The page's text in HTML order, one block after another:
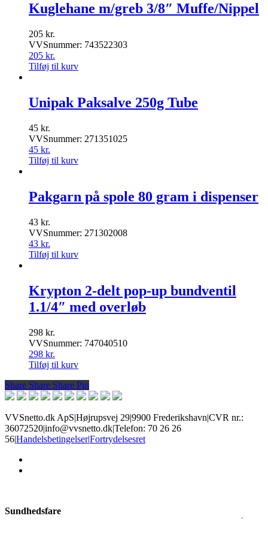
Kuglehane m/greb 3/8″ Muffe/Nippel
205 kr.
VVSnummer: 743522303
205 kr.
Tilføj til kurv
Unipak Paksalve 250g Tube
45 kr.
VVSnummer: 271351025
45 kr.
Tilføj til kurv
Pakgarn på spole 80 gram i dispenser
43 kr.
VVSnummer: 271302008
43 kr.
Tilføj til kurv
Krypton 2-delt pop-up bundventil
1.1/4″ med overløb
298 kr.
VVSnummer: 747040510
298 kr.
Tilføj til kurv
Share
Share Share Share Pin
VVSnetto.dk ApS|Højrupsvej 29|9900 Frederikshavn|CVR nr.:
36072520|info@vvsnetto.dk|Telefon: 70 26 26
56|Handelsbetingelser|Fortrydelsesret
Sundhedsfare
Produkter med dette mærke kan give slem irritation i øjne og på hud,